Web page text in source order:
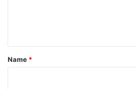
*
Name *